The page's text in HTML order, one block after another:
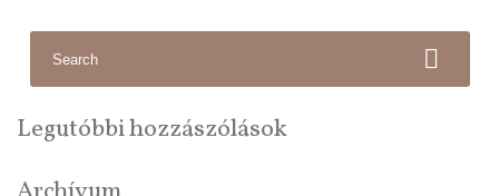
Legutóbbi hozzászólások